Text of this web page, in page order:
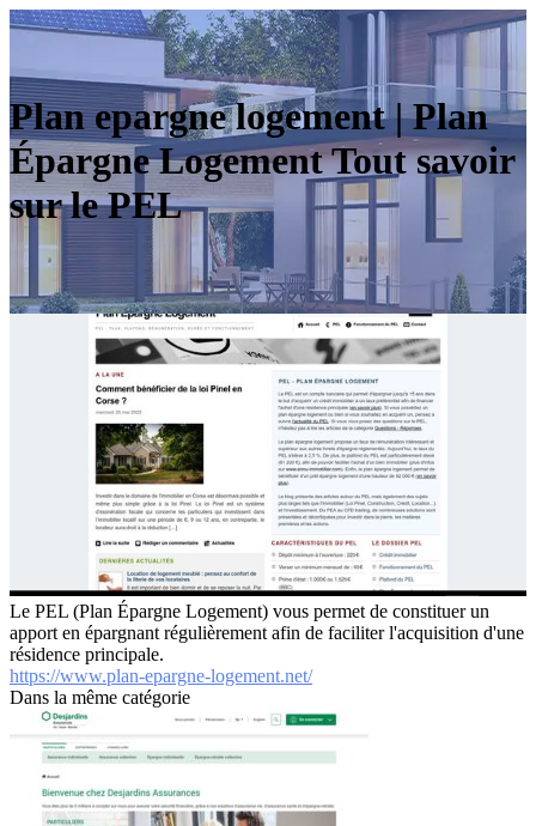
Plan epargne logement | Plan
Épargne Logement Tout savoir
sur le PEL
Le PEL (Plan Épargne Logement) vous permet de constituer un
apport en épargnant régulièrement afin de faciliter l'acquisition d'une
résidence principale.
https://www.plan-epargne-logement.net/
Dans la même catégorie